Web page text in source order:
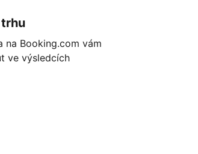
na Booking.com vám
ve výsledcích